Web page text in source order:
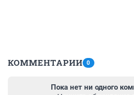
КОММЕНТАРИИ 0
Пока нет ни одного